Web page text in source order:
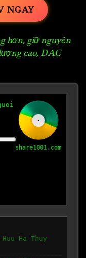
NGAY
hơn, giữ nguyên
cao, DAC
share1001.com
Ha Thuy